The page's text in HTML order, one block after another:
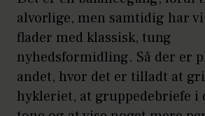
alvorlige, men samtidig har vi
flader med klassisk, tung
nyhedsformidling. Så der er
andet, hvor det er tilladt at
hykleriet, at gruppedebriefe i